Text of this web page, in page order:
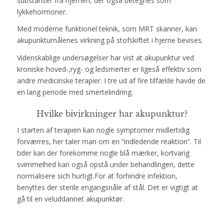
lykkehormoner.
Med moderne funktionel teknik, som MRT skanner, kan
akupunkturnålenes virkning på stofskiftet i hjerne bevises.
Videnskablige undersøgelser har vist at akupunktur ved
kroniske hoved-,ryg- og ledsmerter er ligeså effektiv som
andre medicinske terapier. I tre ud af fire tilfælde havde de
en lang periode med smertelindring.
Hvilke bivirkninger har akupunktur?
I starten af terapien kan nogle symptomer midlertidig
forværres, her taler man om en “indledende reaktion”. Til
tider kan der forekomme nogle blå mærker, kortvarig
svimmelhed kan også opstå under behandlingen, dette
normalisere sich hurtigt.For at forhindre infektion,
benyttes der sterile engangsnåle af stål. Det er vigtigt at
gå til en veluddannet akupunktør.